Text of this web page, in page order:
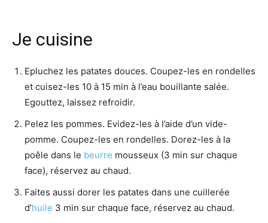
Je cuisine
Epluchez les patates douces. Coupez-les en rondelles
et cuisez-les 10 à 15 min à l’eau bouillante salée.
Egouttez, laissez refroidir.
Pelez les pommes. Evidez-les à l’aide d’un vide-
pomme. Coupez-les en rondelles. Dorez-les à la
poêle dans le beurre mousseux (3 min sur chaque
face), réservez au chaud.
Faites aussi dorer les patates dans une cuillerée
d’huile 3 min sur chaque face, réservez au chaud.